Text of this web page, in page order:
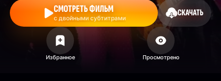
СМОТРЕТЬ ФИЛЬМ
с двойными субтитрами
СКАЧАТЬ